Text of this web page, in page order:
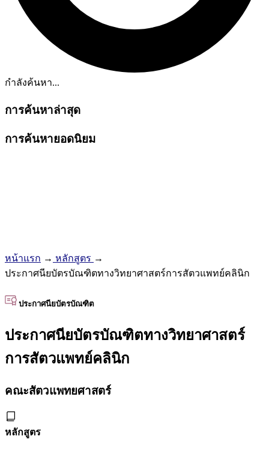
กำลังค้นหา...
การค้นหาล่าสุด
การค้นหายอดนิยม
หน้าแรก → หลักสูตร →
ประกาศนียบัตรบัณฑิตทางวิทยาศาสตร์การสัตวแพทย์คลินิก
ประกาศนียบัตรบัณฑิต
ประกาศนียบัตรบัณฑิตทางวิทยาศาสตร์
การสัตวแพทย์คลินิก
คณะสัตวแพทยศาสตร์
หลักสูตร